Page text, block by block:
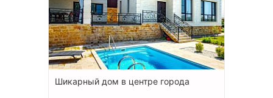
Шикарный дом в центре города